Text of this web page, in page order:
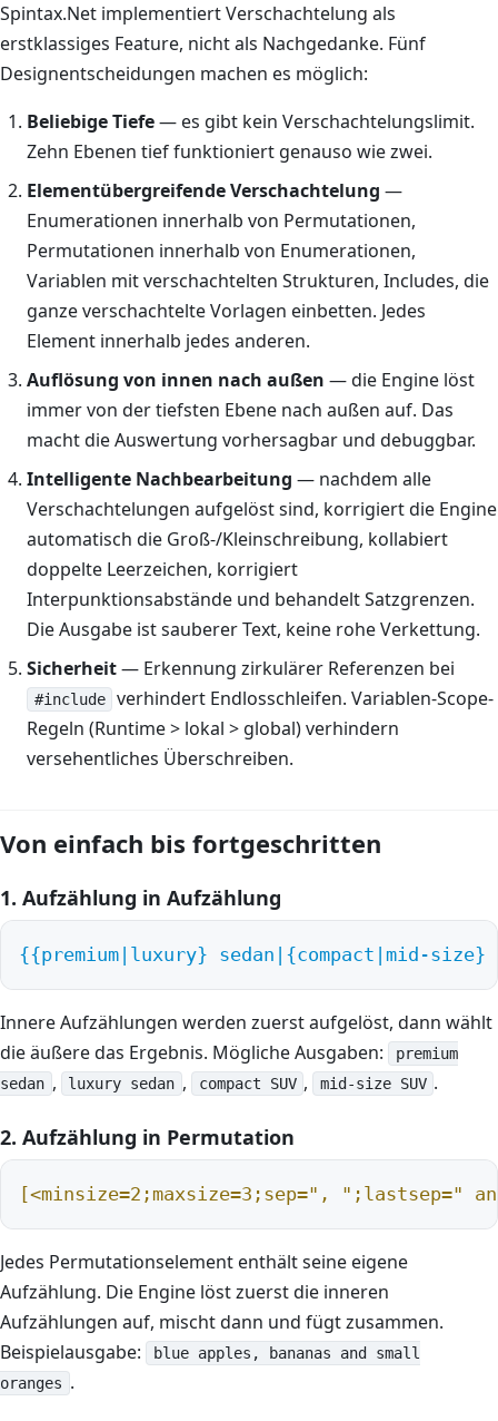
Spintax.Net implementiert Verschachtelung als
erstklassiges Feature, nicht als Nachgedanke. Fünf
Designentscheidungen machen es möglich:
Beliebige Tiefe— es gibt kein Verschachtelungslimit.
Zehn Ebenen tief funktioniert genauso wie zwei.
Elementübergreifende Verschachtelung —
Enumerationen innerhalb von Permutationen,
Permutationen innerhalb von Enumerationen,
Variablen mit verschachtelten Strukturen, Includes, die
ganze verschachtelte Vorlagen einbetten. Jedes
Element innerhalb jedes anderen.
Auflösung von innen nach außen — die Engine löst
immer von der tiefsten Ebene nach außen auf. Das
macht die Auswertung vorhersagbar und debuggbar.
Intelligente Nachbearbeitung — nachdem alle
Verschachtelungen aufgelöst sind, korrigiert die Engine
automatisch die Groß-/Kleinschreibung, kollabiert
doppelte Leerzeichen, korrigiert
Interpunktionsabstände und behandelt Satzgrenzen.
Die Ausgabe ist sauberer Text, keine rohe Verkettung.
Sicherheit— Erkennung zirkulärer Referenzen bei
#include
verhindert Endlosschleifen. Variablen-Scope-
Regeln (Runtime > lokal > global) verhindern
versehentliches Überschreiben.
Von einfach bis fortgeschritten
1. Aufzählung in Aufzählung
{{premium|luxury} sedan| {compact|mid-size}
Innere Aufzählungen werden zuerst aufgelöst, dann wählt
die äußere das Ergebnis. Mögliche Ausgaben:
premium
sedan , luxury sedan , compact SUV , mid-size SUV .
2. Aufzählung in Permutation
[<minsize=2;maxsize=3;sep=", ";lastsep="
Jedes Permutationselement enthält seine eigene
Aufzählung. Die Engine löst zuerst die inneren
Aufzählungen auf, mischt dann und fügt zusammen.
Beispielausgabe:
blue apples, bananas and small
oranges .